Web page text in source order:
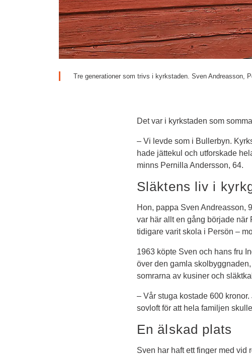
Tre generationer som trivs i kyrkstaden. Sven Andreasson,
Det var i kyrkstaden som
– Vi levde som i Bullerbyn.
hade jättekul och utforskade
minns Pernilla Andersson, 64.
Släktens liv i
Hon, pappa Sven Andreasson,
var här allt en gång började när
tidigare varit skola i Persön –
1963 köpte Sven och hans fru
över den gamla
somrarna av kusiner och
– Vår stuga kostade 600
sovloft för att hela familjen
En älskad plats
Sven har haft ett finger med vid